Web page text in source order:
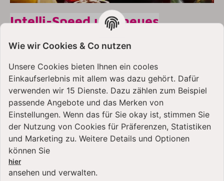
Intelli-Speed und neues
Mixbehälter Design
K400 kommt nicht nur mit verbesserter Riffelung,
sondern die unteren Ecken des Mixbehälters sind höher
gezogen, für eine deutlich verbesserte Verarbeitung
der Lebensmittel. Und dank dem Intelli-Speed-System
passt sich die Leistung und Geschwindigkeit des K400
an die Lebensmittel an. Sodass es bei festeren
Lebensmitteln zu keinen Leistungseinbrüchen kommt.
3 Rezept-Programme und
Selbstreinigung
Wie wir Cookies & Co nutzen
Unsere Cookies bieten Ihnen ein cooles
Einkaufserlebnis mit allem was dazu gehört. Dafür
verwenden wir 15 Dienste. Dazu zählen zum Beispiel
passende Angebote und das Merken von
Einstellungen. Wenn das für Sie okay ist, stimmen Sie
der Nutzung von Cookies für Präferenzen, Statistiken
und Marketing zu. Weitere Details und Optionen
können Sie
hier
ansehen und verwalten.